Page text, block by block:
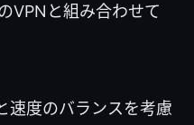
VPNと組み合わせて
速度のバランスを考慮